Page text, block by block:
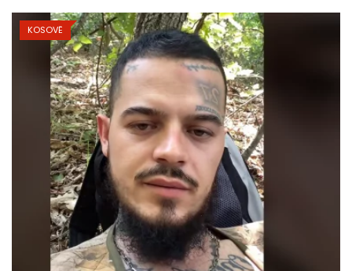
KOSOVË